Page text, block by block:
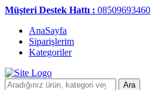
Müşteri Destek Hattı : 08509693460
AnaSayfa
Siparişlerim
Kategoriler
Ara